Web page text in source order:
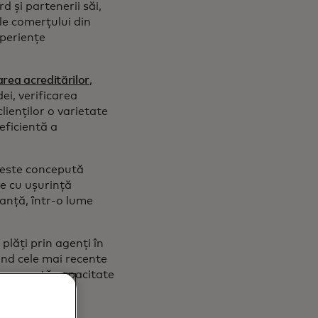
și partenerii săi,
comerțului din
acreditărilor,
verificarea
o varietate
a
concepută
cu ușurință
într-o lume
plăți prin agenți în
cele mai recente
această capacitate
și de